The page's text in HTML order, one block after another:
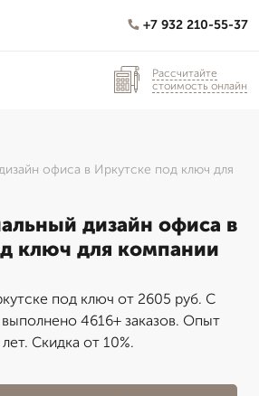
+7 932 210-55-37
Рассчитайте
стоимость онлайн
офиса в Иркутске под ключ для
дизайн офиса в
ключ для компании
под ключ от 2605 руб. С
4616+ заказов. Опыт
Скидка от 10%.